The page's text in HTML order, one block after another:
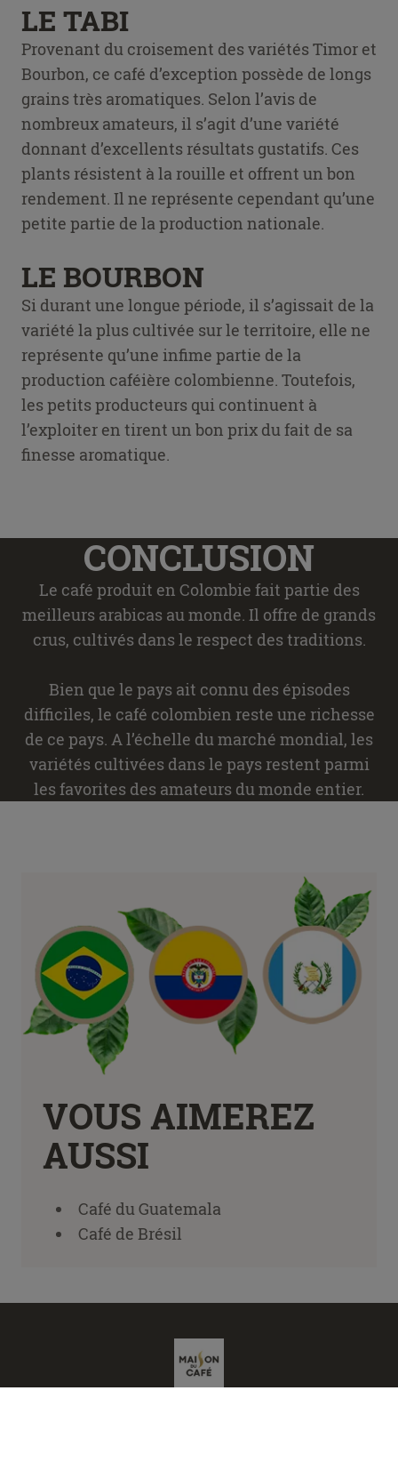
LE TABI
Provenant du croisement des variétés Timor et
Bourbon, ce café d’exception possède de longs
grains très aromatiques. Selon l’avis de
nombreux amateurs, il s’agit d’une variété
donnant d’excellents résultats gustatifs. Ces
plants résistent à la rouille et offrent un bon
rendement. Il ne représente cependant qu’une
petite partie de la production nationale.
LE BOURBON
Si durant une longue période, il s’agissait de la
variété la plus cultivée sur le territoire, elle ne
représente qu’une infime partie de la
production caféière colombienne. Toutefois,
les petits producteurs qui continuent à
l’exploiter en tirent un bon prix du fait de sa
finesse aromatique.
CONCLUSION
Le café produit en Colombie fait partie des
meilleurs arabicas au monde. Il offre de grands
crus, cultivés dans le respect des traditions.
Bien que le pays ait connu des épisodes
difficiles, le café colombien reste une richesse
de ce pays. A l’échelle du marché mondial, les
variétés cultivées dans le pays restent parmi
les favorites des amateurs du monde entier.
VOUS AIMEREZ
AUSSI
Café du Guatemala
Café de Brésil